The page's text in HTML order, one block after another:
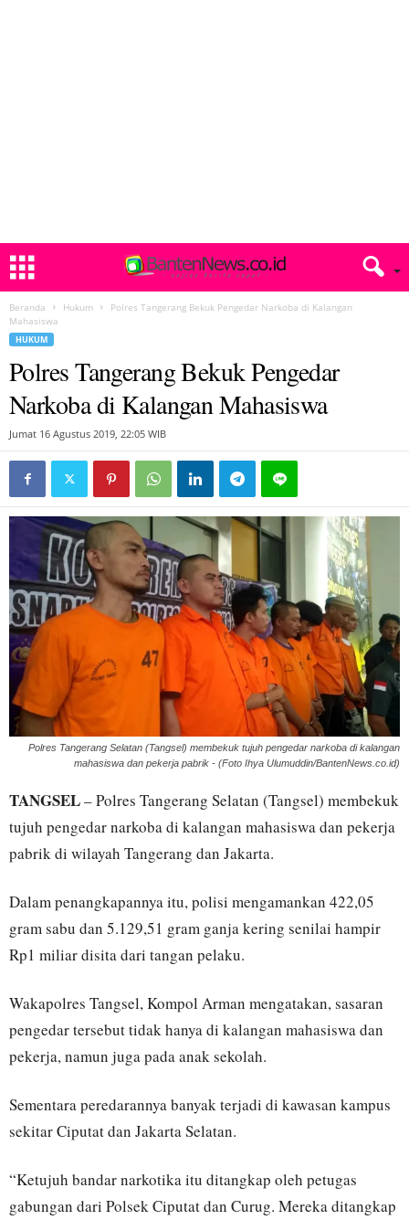
Beranda Hukum
Polres Tangerang Bekuk Pengedar Narkoba di Kalangan
Mahasiswa
HUKUM
Polres Tangerang Bekuk Pengedar
Narkoba di Kalangan Mahasiswa
Jumat 16 Agustus 2019, 22:05 WIB
Polres Tangerang Selatan (Tangsel) membekuk tujuh pengedar narkoba di kalangan
mahasiswa dan pekerja pabrik - (Foto Ihya Ulumuddin/BantenNews.co.id)
TANGSEL– Polres Tangerang Selatan (Tangsel) membekuk
tujuh pengedar narkoba di kalangan mahasiswa dan pekerja
pabrik di wilayah Tangerang dan Jakarta.
Dalam penangkapannya itu, polisi mengamankan 422,05
gram sabu dan 5.129,51 gram ganja kering senilai hampir
Rp1 miliar disita dari tangan pelaku.
Wakapolres Tangsel, Kompol Arman mengatakan, sasaran
pengedar tersebut tidak hanya di kalangan mahasiswa dan
pekerja, namun juga pada anak sekolah.
Sementara peredarannya banyak terjadi di kawasan kampus
sekitar Ciputat dan Jakarta Selatan.
“Ketujuh bandar narkotika itu ditangkap oleh petugas
gabungan dari Polsek Ciputat dan Curug. Mereka ditangkap